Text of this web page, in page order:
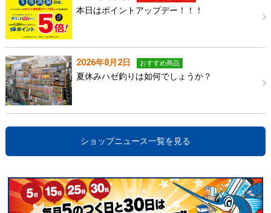
本日はポイントアップデー！！！
2026年8月2日 おすすめ商品
夏休みハゼ釣りは如何でしょうか？
ショップニュース一覧を見る